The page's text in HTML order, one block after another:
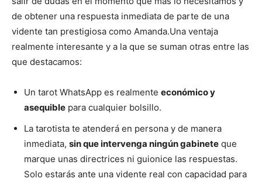
de obtener una respuesta inmediata de parte de una
vidente tan prestigiosa como Amanda.Una ventaja
realmente interesante y a la que se suman otras entre las
que destacamos:
Un tarot WhatsApp es realmente económico y
asequible para cualquier bolsillo.
La tarotista te atenderá en persona y de manera
inmediata, sin que intervenga ningún gabinete que
marque unas directrices ni guionice las respuestas.
Solo estarás ante una vidente real con capacidad para